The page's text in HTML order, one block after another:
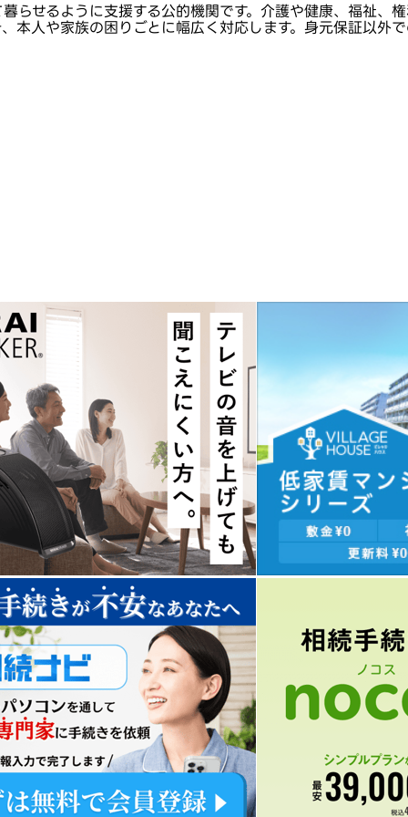
らせるように支援する公的機関です。介護や健康、福祉、
本人や家族の困りごとに幅広く対応します。身元保証以外